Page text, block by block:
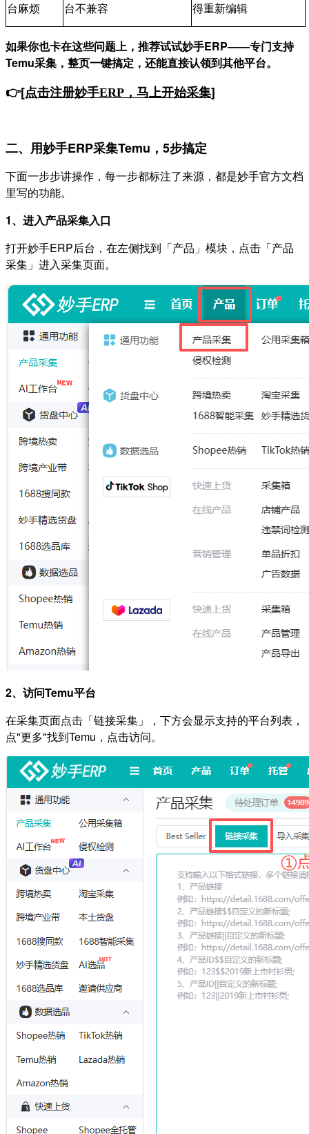
台麻烦 台不兼容 得重新编辑
如果你也卡在这些问题上，推荐试试妙手ERP——专门支持
Temu采集，整页一键搞定，还能直接认领到其他平台。
👉[点击注册妙手ERP，马上开始采集]
二、用妙手ERP采集Temu，5步搞定
下面一步步讲操作，每一步都标注了来源，都是妙手官方文档
里写的功能。
1、进入产品采集入口
打开妙手ERP后台，在左侧找到「产品」模块，点击「产品
采集」进入采集页面。
2、访问Temu平台
在采集页面点击「链接采集」，下方会显示支持的平台列表，
点"更多"找到Temu，点击访问。